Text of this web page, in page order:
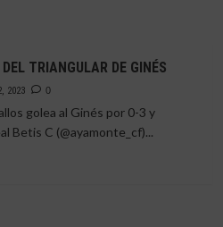
TRIANGULAR DE GINÉS
2023 0
golea al Ginés por 0-3 y
Betis C (@ayamonte_cf)...